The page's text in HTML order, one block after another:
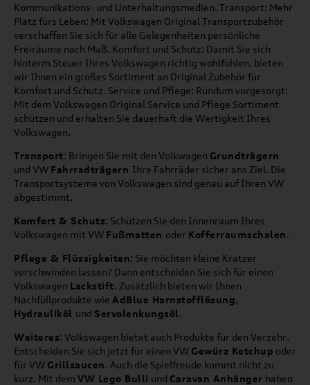
Kommunikations- und Unterhaltungsmedien. Transport: Mehr
Platz fürs Leben: Mit Volkswagen Original Transportzubehör
verschaffen Sie sich für alle Gelegenheiten persönliche
Freiräume nach Maß. Komfort und Schutz: Damit Sie sich
hinterm Steuer Ihres Volkswagen richtig wohlfühlen, bieten
wir Ihnen ein großes Sortiment an Original Zubehör für
Komfort und Schutz. Service und Pflege: Rundum vorgesorgt:
Mit dem Volkswagen Original Service und Pflege Sortiment
schützen und erhalten Sie dauerhaft die Wertigkeit Ihres
Volkswagen.
Transport: Bringen Sie mit den Volkwagen Grundträgern
und VW Fahrradträgern Ihre Fahrräder sicher ans Ziel. Die
Transportsysteme von Volkswagen sind genau auf Ihren VW
abgestimmt.
Komfort & Schutz: Schützen Sie den Innenraum Ihres
Volkswagen mit VW Fußmatten oder Kofferraumschalen.
Pflege & Flüssigkeiten: Sie möchten kleine Kratzer
verschwinden lassen? Dann entscheiden Sie sich für einen
Volkswagen Lackstift. Zusätzlich bieten wir Ihnen
Nachfüllprodukte wie AdBlue Harnstofflösung,
Hydrauliköl und Servolenkungsöl.
Weiteres: Volkswagen bietet auch Produkte für den Verzehr.
Entscheiden Sie sich jetzt für einen VW Gewürz Ketchup oder
für VW Grillsaucen. Auch die Spielfreude kommt nicht zu
kurz. Mit dem VW Lego Bulli und Caravan Anhänger haben